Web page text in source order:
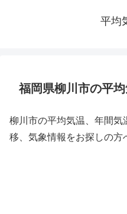
平均
福岡県柳川市の平
柳川市の平均気温、年間気
移、気象情報をお探しの方